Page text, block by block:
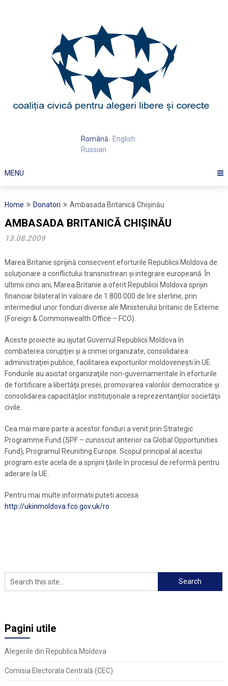
Română
English
Russian
MENU
Home Donatori Ambasada Britanică Chişinău
AMBASADA BRITANICĂ CHIŞINĂU
13.08.2009
Marea Britanie sprijină consecvent eforturile Republicii Moldova de
soluţionare a conflictului transnistrean şi integrare europeană. În
ultimii cinci ani, Marea Britanie a oferit Republicii Moldova sprijin
financiar bilateral în valoare de 1.800.000 de lire sterline, prin
intermediul unor fonduri diverse ale Ministerului britanic de Externe
(Foreign & Commonwealth Office – FCO).
Aceste proiecte au ajutat Guvernul Republicii Moldova în
combaterea corupţiei şi a crimei organizate, consolidarea
administraţiei publice, facilitarea exporturilor moldoveneşti în UE.
Fondurile au asistat organizaţiile non-guvernamentale în eforturile
de fortificare a libertăţii presei, promovarea valorilor democratice şi
consolidarea capacităţilor instituţionale a reprezentanţilor societăţii
civile.
Cea mai mare parte a acestor fonduri a venit prin Strategic
Programme Fund (SPF – cunoscut anterior ca Global Opportunities
Fund), Programul Reuniting Europe. Scopul principal al acestui
program este acela de a sprijini ţările în procesul de reformă pentru
aderare la UE.
Pentru mai multe informatii puteti accesa
http://ukinmoldova.fco.gov.uk/ro
Pagini utile
Alegerile din Republica Moldova
Comisia Electorala Centrală (CEC)